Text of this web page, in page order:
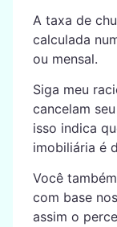
A taxa de
calculada
ou mensal.
Siga meu
cancelam
isso indica
imobiliária é
Você
com base
assim o